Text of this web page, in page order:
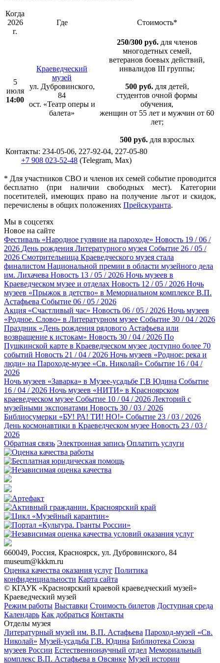
Когда
2026
г.
Где Стоимость*
5
июля
14:00
Краеведческий
музей
ул. Дубровинского,
84
ост. «Театр оперы и
балета»
250/300 руб.для членов
многодетных семей,
ветеранов боевых действий,
инвалидов III группы;
500 руб.для детей,
студентов очной формы
обучения,
женщин от 55 лет и мужчин от 60
лет;
500 руб.для взрослых
Контакты: 234-05-06, 227-92-04, 227-05-80
+7 908 023-52-48 (Telegram, Max)
* Для участников СВО и членов их семей событие проводится
бесплатно (при наличии свободных мест). Категории
посетителей, имеющих право на получение льгот и скидок,
перечислены в общих положениях Прейскуранта.
Мы в соцсетях
Новое на сайте
Фестиваль «Народное гуляние на пароходе» Новость 19 / 06 /
2026 День рождения Литературного музея Событие 26 / 05 /
2026 Смотрительница Краеведческого музея стала
финалистом Национальной премии в области музейного дела
им. Лихачева Новость 13 / 05 / 2026 Ночь музеев в
Краеведческом музее и отделах Новость 12 / 05 / 2026 Ночь
музеев «Прыжок в детство» в Мемориальном комплексе В.П.
Астафьева Событие 06 / 05 / 2026
Акция «Счастливый час» Новость 06 / 05 / 2026 Ночь музеев
«Родное. Слово» в Литературном музее Событие 30 / 04 / 2026
Праздник «День рождения рядового Астафьева или
возвращение к истокам» Новость 30 / 04 / 2026 По
Пушкинской карте в Краеведческом музее доступно более 70
событий Новость 21 / 04 / 2026 Ночь музеев «Родное: река и
люди» на Пароходе-музее «Св. Николай» Событие 16 / 04 /
2026
Ночь музеев «Заварка» в Музее-усадьбе Г.В Юдина Событие
16 / 04 / 2026 Ночь музеев «НИТИ» в Красноярском
краеведческом музее Событие 10 / 04 / 2026 Лекторий с
музейными экспонатами Новость 30 / 03 / 2026
Библиосумерки «БУ! РА! ТИ! НО!» Событие 23 / 03 / 2026
День космонавтики в Краеведческом музее Новость 23 / 03 /
2026
Обратная связь Электронная запись Оплатить услуги
660049, Россия, Красноярск, ул. Дубровинского, 84
museum@kkkm.ru
Оценка качества оказания услуг Политика
конфиденциальности Карта сайта
© КГАУК «Красноярский краевой краеведческий музей»
Краеведческий музей
Режим работы Выставки Стоимость билетов Доступная среда
Календарь Как добраться Контакты
Отделы музея
Литературный музей им. В.П. Астафьева Пароход-музей «Св.
Николай» Музей-усадьба Г.В. Юдина Библиотека Союза
музеев России Естественнонаучный отдел Мемориальный
комплекс В.П. Астафьева в Овсянке Музей истории